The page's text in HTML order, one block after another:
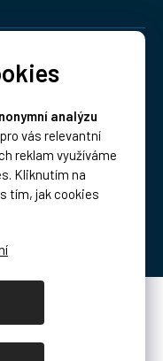
analýzu
vás relevantní
reklam využíváme
Kliknutím na
tím, jak cookies
. Všechna práva vyhrazena.